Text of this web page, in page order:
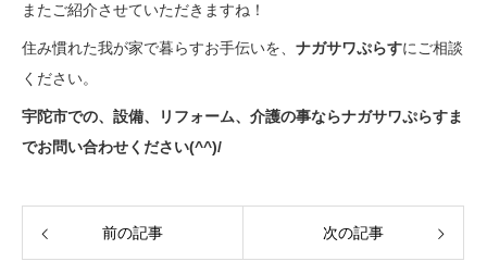
またご紹介させていただきますね！
住み慣れた我が家で暮らすお手伝いを、 ナガサワぷらすにご相談
ください。
宇陀市での、設備、リフォーム、介護の事ならナガサワぷらすま
でお問い合わせください(^^)/
前の記事 次の記事